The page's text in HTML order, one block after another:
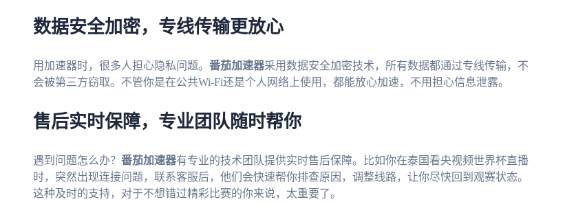
数据安全加密，专线传输更放心
用加速器时，很多人担心隐私问题。 番茄加速器采用数据安全加密技术，所有数据都通过专线传输，不
会被第三方窃取。不管你是在公共Wi-Fi还是个人网络上使用，都能放心加速，不用担心信息泄露。
售后实时保障，专业团队随时帮你
遇到问题怎么办？ 番茄加速器有专业的技术团队提供实时售后保障。比如你在泰国看央视频世界杯直播
时，突然出现连接问题，联系客服后，他们会快速帮你排查原因，调整线路，让你尽快回到观赛状态。
这种及时的支持，对于不想错过精彩比赛的你来说，太重要了。